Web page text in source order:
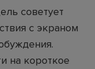
советует
с экраном
на короткое